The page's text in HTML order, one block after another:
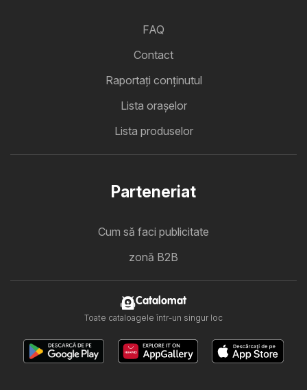
FAQ
Contact
Raportați conținutul
Lista oraşelor
Lista produselor
Parteneriat
Cum să faci publicitate
zonă B2B
Catalomat
Toate cataloagele într-un singur loc